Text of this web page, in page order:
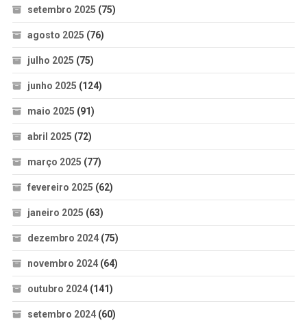
setembro 2025 (75)
agosto 2025 (76)
julho 2025 (75)
junho 2025 (124)
maio 2025 (91)
abril 2025 (72)
março 2025 (77)
fevereiro 2025 (62)
janeiro 2025 (63)
dezembro 2024(75)
novembro 2024(64)
outubro 2024(141)
setembro 2024(60)